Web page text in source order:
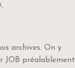
archives. On y
JOB préalablement